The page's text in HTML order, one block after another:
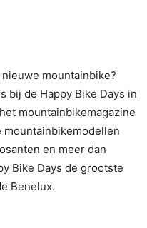
mountainbike?
bij de Happy Bike Days in
mountainbikemagazine
en meer dan
Bike Days de grootste
Benelux.